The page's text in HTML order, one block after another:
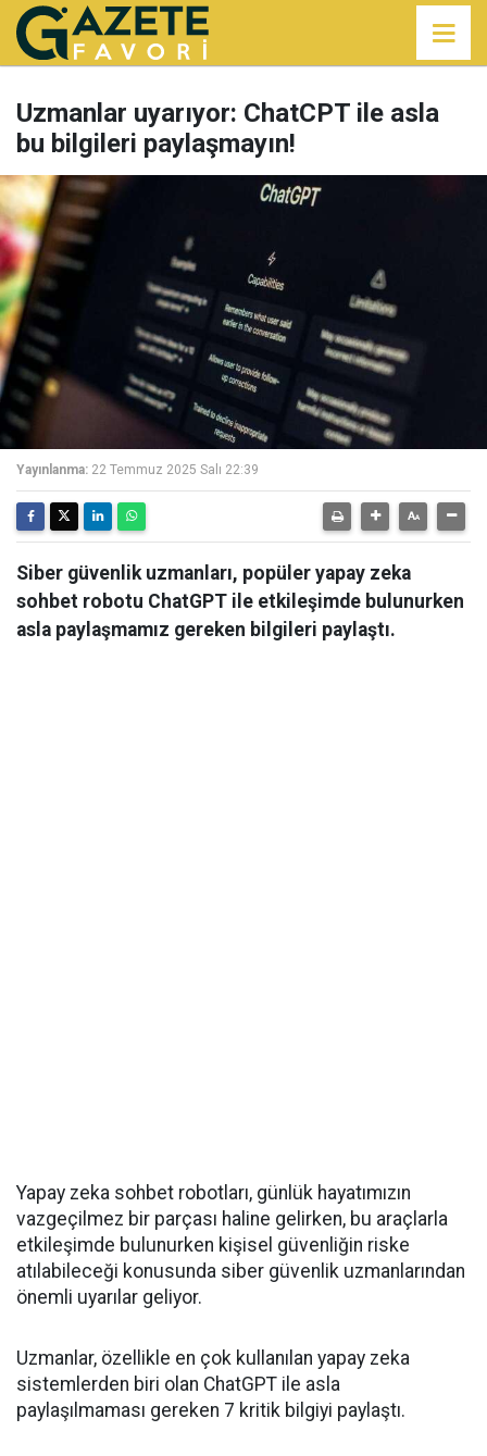
Uzmanlar uyarıyor: ChatCPT ile asla
bu bilgileri paylaşmayın!
Yayınlanma: 22 Temmuz 2025 Salı 22:39
Siber güvenlik uzmanları, popüler yapay zeka
sohbet robotu ChatGPT ile etkileşimde bulunurken
asla paylaşmamız gereken bilgileri paylaştı.
Yapay zeka sohbet robotları, günlük hayatımızın
vazgeçilmez bir parçası haline gelirken, bu araçlarla
etkileşimde bulunurken kişisel güvenliğin riske
atılabileceği konusunda siber güvenlik uzmanlarından
önemli uyarılar geliyor.
Uzmanlar, özellikle en çok kullanılan yapay zeka
sistemlerden biri olan ChatGPT ile asla
paylaşılmaması gereken 7 kritik bilgiyi paylaştı.